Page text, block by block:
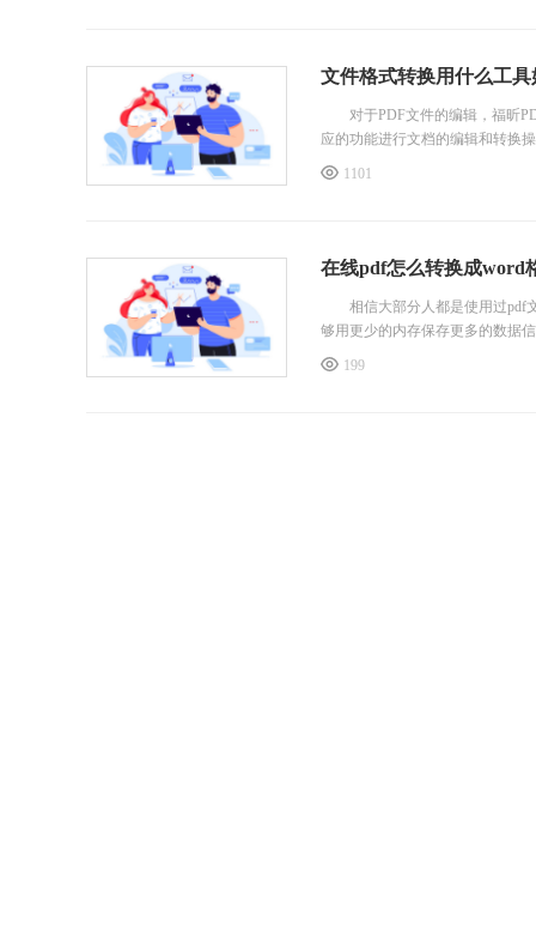
文件格式转换用什么工
对于PDF文件的编辑，福昕
应的功能进行文档的编辑和转换
1101
在线pdf怎么转换成word
相信大部分人都是使用过pdf文
够用更少的内存保存更多的数据
199